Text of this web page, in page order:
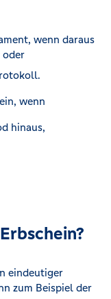
wenn daraus
oder
wenn
hinaus,
eindeutiger
zum Beispiel der